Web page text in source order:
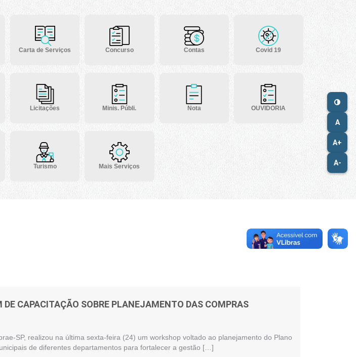
A
A+
A-
Carta de Serviços Concurso Contas Covid 19
Licitações Minis. Públi. Nota OUVIDORIA
Turismo Mais Serviços
DE CAPACITAÇÃO SOBRE PLANEJAMENTO DAS COMPRAS
SP, realizou na última sexta-feira (24) um workshop voltado ao planejamento do Plano
de diferentes departamentos para fortalecer a gestão […]